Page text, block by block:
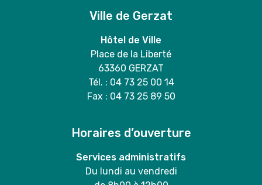
Ville de Gerzat
Hôtel de Ville
Place de la Liberté
63360 GERZAT
Tél. : 04 73 25 00 14
Fax : 04 73 25 89 50
Horaires d’ouverture
Services administratifs
Du lundi au vendredi